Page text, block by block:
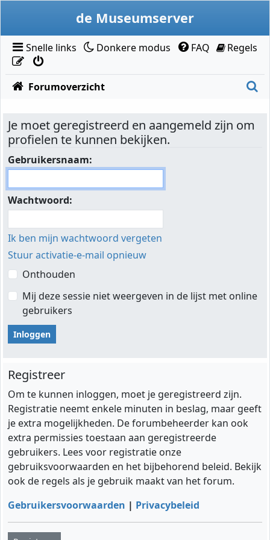
de Museumserver
Snelle links Donkere modus FAQ Regels
Forumoverzicht
Je moet geregistreerd en aangemeld zijn om
profielen te kunnen bekijken.
Gebruikersnaam:
Wachtwoord:
Ik ben mijn wachtwoord vergeten
Stuur activatie-e-mail opnieuw
Onthouden
Mij deze sessie niet weergeven in de lijst met online
gebruikers
Registreer
Om te kunnen inloggen, moet je geregistreerd zijn.
Registratie neemt enkele minuten in beslag, maar geeft
je extra mogelijkheden. De forumbeheerder kan ook
extra permissies toestaan aan geregistreerde
gebruikers. Lees voor registratie onze
gebruiksvoorwaarden en het bijbehorend beleid. Bekijk
ook de regels als je gebruik maakt van het forum.
Gebruikersvoorwaarden | Privacybeleid